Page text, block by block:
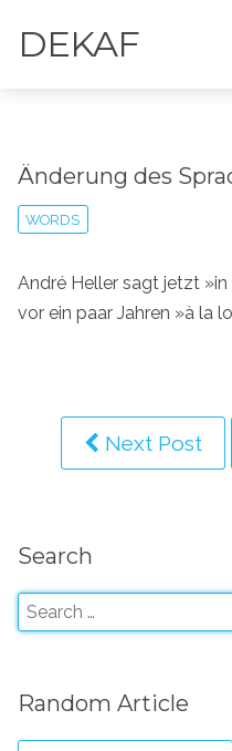
DEKAF
Änderung des
WORDS
André Heller sagt jetzt
vor ein paar Jahren »à la
Next Post
Search
Random Article